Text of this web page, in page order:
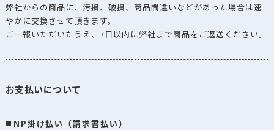
弊社からの商品に、汚損、破損、商品間違いなどがあった場合は速
やかに交換させて頂きます。
ご一報いただいたうえ、7日以内に弊社まで商品をご返送ください。
お支払いについて
NP掛け払い（請求書払い）